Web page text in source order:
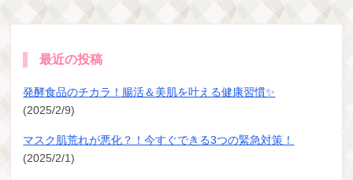
最近の投稿
発酵食品のチカラ！腸活＆美肌を叶える健康習慣✨
(2025/2/9)
マスク肌荒れが悪化？！今すぐできる3つの緊急対策！
(2025/2/1)